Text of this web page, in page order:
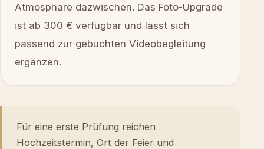
Atmosphäre dazwischen. Das Foto-Upgrade
ist ab 300 € verfügbar und lässt sich
passend zur gebuchten Videobegleitung
ergänzen.
Für eine erste Prüfung reichen
Hochzeitstermin, Ort der Feier und